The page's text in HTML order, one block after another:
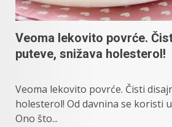
Veoma lekovito povrće.
puteve, snižava holesterol!
Veoma lekovito povrće. Čisti
holesterol! Od davnina se koristi
Ono što...